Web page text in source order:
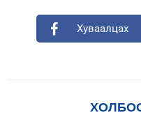
Хуваалцах